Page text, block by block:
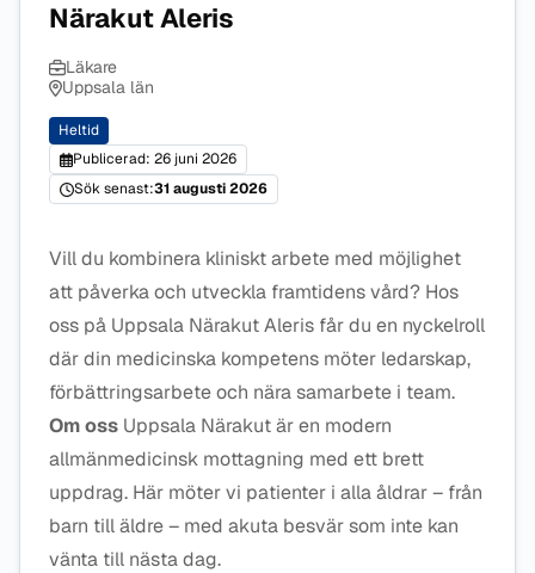
Närakut Aleris
Läkare
Uppsala län
Heltid
Publicerad: 26 juni 2026
Sök senast:31 augusti 2026
Vill du kombinera kliniskt arbete med möjlighet
att påverka och utveckla framtidens vård? Hos
oss på Uppsala Närakut Aleris får du en nyckelroll
där din medicinska kompetens möter ledarskap,
förbättringsarbete och nära samarbete i team.
Om oss Uppsala Närakut är en modern
allmänmedicinsk mottagning med ett brett
uppdrag. Här möter vi patienter i alla åldrar – från
barn till äldre – med akuta besvär som inte kan
vänta till nästa dag.